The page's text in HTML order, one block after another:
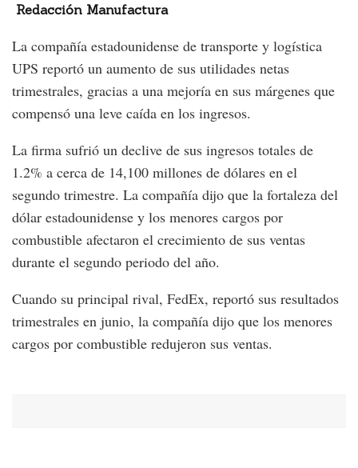
Redacción Manufactura
La compañía estadounidense de transporte y logística
UPS reportó un aumento de sus utilidades netas
trimestrales, gracias a una mejoría en sus márgenes que
compensó una leve caída en los ingresos.
La firma sufrió un declive de sus ingresos totales de
1.2% a cerca de 14,100 millones de dólares en el
segundo trimestre. La compañía dijo que la fortaleza del
dólar estadounidense y los menores cargos por
combustible afectaron el crecimiento de sus ventas
durante el segundo periodo del año.
Cuando su principal rival, FedEx, reportó sus resultados
trimestrales en junio, la compañía dijo que los menores
cargos por combustible redujeron sus ventas.